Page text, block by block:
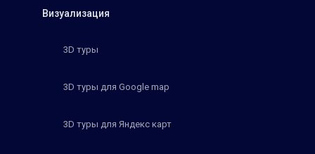
Визуализация
3D туры
3D туры для Google map
3D туры для Яндекс карт